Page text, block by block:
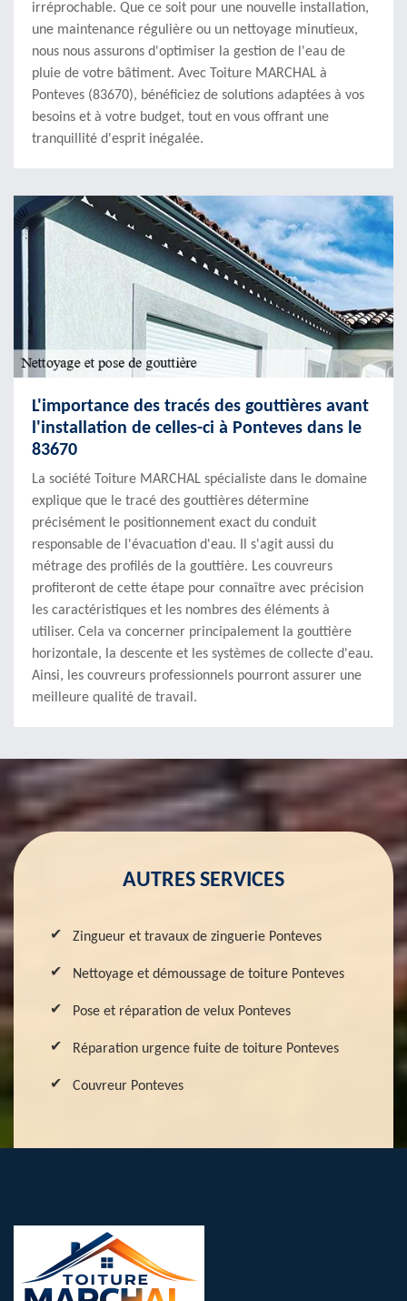
irréprochable. Que ce soit pour une nouvelle installation,
une maintenance régulière ou un nettoyage minutieux,
nous nous assurons d'optimiser la gestion de l'eau de
pluie de votre bâtiment. Avec Toiture MARCHAL à
Ponteves (83670), bénéficiez de solutions adaptées à vos
besoins et à votre budget, tout en vous offrant une
tranquillité d'esprit inégalée.
L'importance des tracés des gouttières avant
l'installation de celles-ci à Ponteves dans le
83670
La société Toiture MARCHAL spécialiste dans le domaine
explique que le tracé des gouttières détermine
précisément le positionnement exact du conduit
responsable de l'évacuation d'eau. Il s'agit aussi du
métrage des profilés de la gouttière. Les couvreurs
profiteront de cette étape pour connaître avec précision
les caractéristiques et les nombres des éléments à
utiliser. Cela va concerner principalement la gouttière
horizontale, la descente et les systèmes de collecte d'eau.
Ainsi, les couvreurs professionnels pourront assurer une
meilleure qualité de travail.
AUTRES SERVICES
Zingueur et travaux de zinguerie Ponteves
Nettoyage et démoussage de toiture Ponteves
Pose et réparation de velux Ponteves
Réparation urgence fuite de toiture Ponteves
Couvreur Ponteves